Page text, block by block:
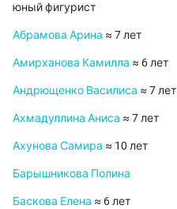
юный фигурист
Абрамова Арина ≈ 7 лет
Амирханова Камилла ≈ 6 лет
Андрющенко Василиса ≈ 7 лет
Ахмадуллина Аниса ≈ 7 лет
Ахунова Самира ≈ 10 лет
Барышникова Полина
Баскова Елена ≈ 6 лет